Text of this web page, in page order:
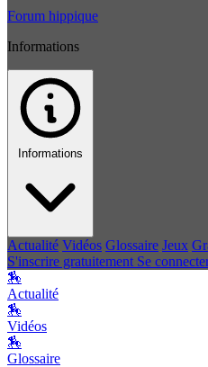
Forum hippique
Informations
Informations
Actualité Vidéos Glossaire Jeux
S'inscrire gratuitement Se
🏇
Actualité
🏇
Vidéos
🏇
Glossaire